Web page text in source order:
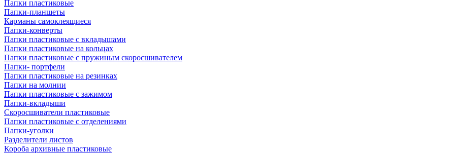
Папки пластиковые
Папки-планшеты
Карманы самоклеящиеся
Папки-конверты
Папки пластиковые с вкладышами
Папки пластиковые на кольцах
Папки пластиковые с пружиным скоросшивателем
Папки- портфели
Папки пластиковые на резинках
Папки на молнии
Папки пластиковые с зажимом
Папки-вкладыши
Скоросшиватели пластиковые
Папки пластиковые с отделениями
Папки-уголки
Разделители листов
Короба архивные пластиковые